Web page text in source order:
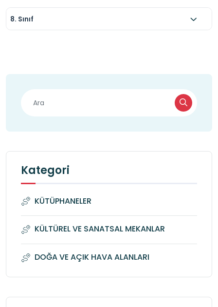
gibi tematik yapılar, çocukları masal dünyasının
içine çekerek kitap okuma alışkanlığı
duygusal gelişimleri desteklenmiş olur.
8. Sınıf
Kategori
KÜTÜPHANELER
KÜLTÜREL VE SANATSAL MEKANLAR
DOĞA VE AÇIK HAVA ALANLARI